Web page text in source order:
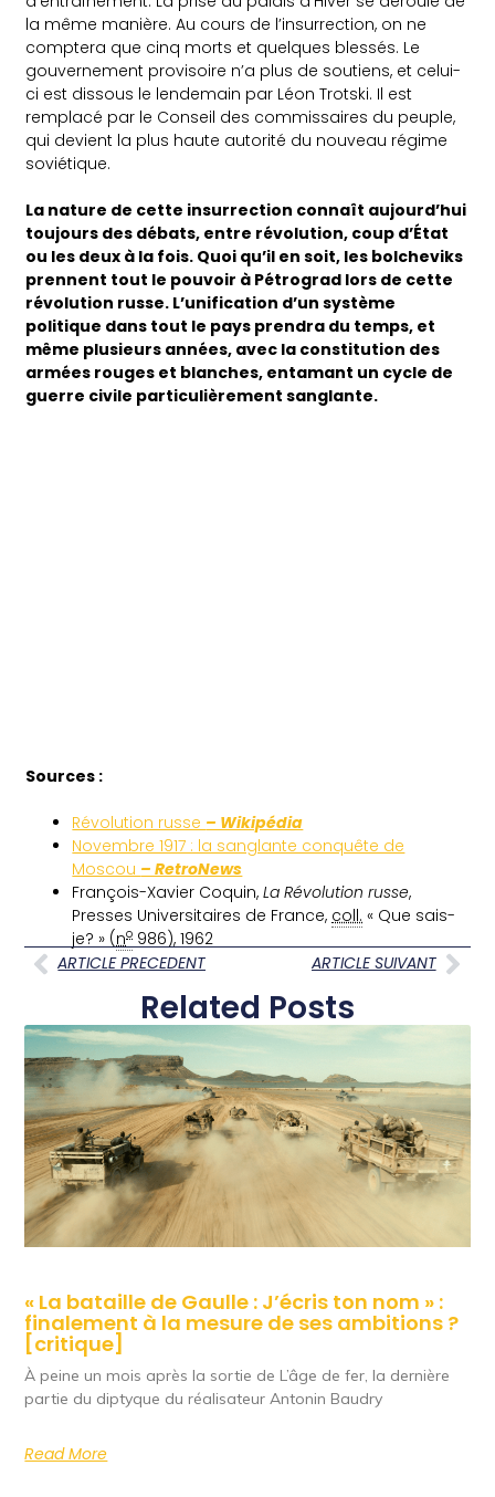
la même manière. Au cours de l’insurrection, on ne
comptera que cinq morts et quelques blessés. Le
gouvernement provisoire n’a plus de soutiens, et celui-
ci est dissous le lendemain par Léon Trotski. Il est
remplacé par le Conseil des commissaires du peuple,
qui devient la plus haute autorité du nouveau régime
soviétique.
La nature de cette insurrection connaît aujourd’hui
toujours des débats, entre révolution, coup d’État
ou les deux à la fois. Quoi qu’il en soit, les bolcheviks
prennent tout le pouvoir à Pétrograd lors de cette
révolution russe. L’unification d’un système
politique dans tout le pays prendra du temps, et
même plusieurs années, avec la constitution des
armées rouges et blanches, entamant un cycle de
guerre civile particulièrement sanglante.
Sources :
Révolution russe – Wikipédia
Novembre 1917 : la sanglante conquête de
Moscou – RetroNews
François-Xavier Coquin,La Révolution russe,
Presses Universitaires de France, coll. « Que sais-
je? » (no 986),1962
ARTICLE PRECEDENT
ARTICLE SUIVANT
Related Posts
« La bataille de Gaulle : J’écris ton nom » :
finalement à la mesure de ses ambitions ?
[critique]
À peine un mois après la sortie de L’âge de fer, la dernière
partie du diptyque du réalisateur Antonin Baudry
Read More